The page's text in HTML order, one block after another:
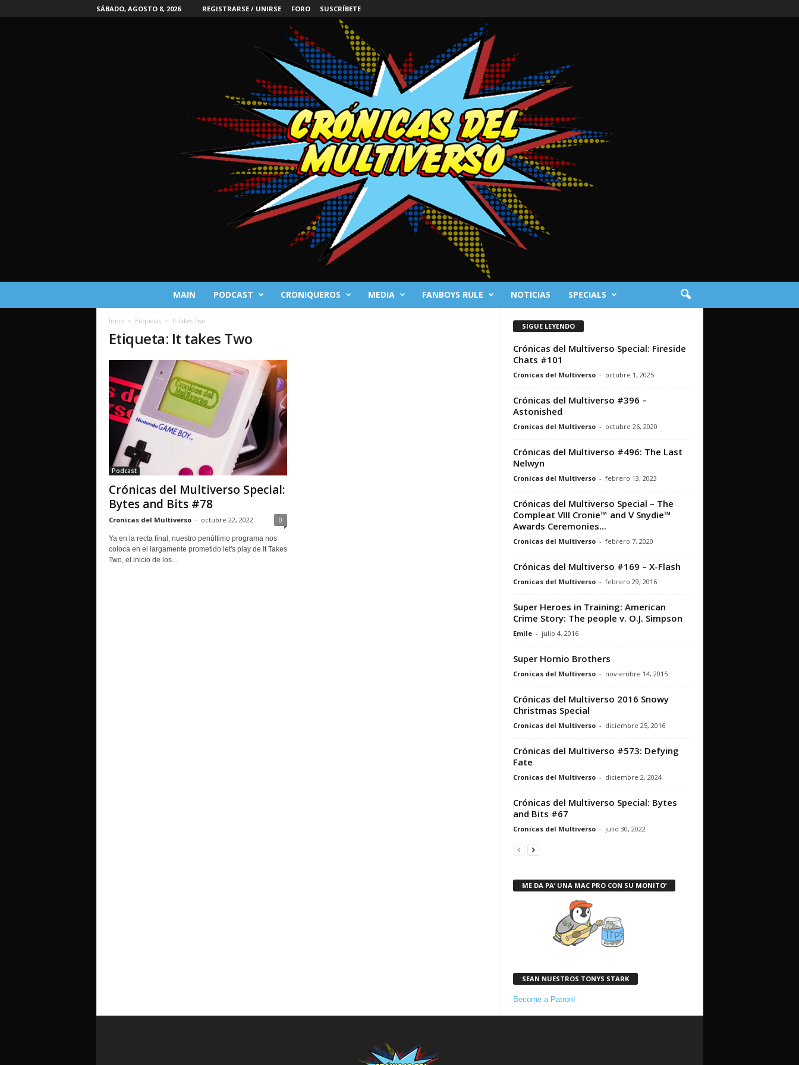
SÁBADO, AGOSTO 8, 2026 REGISTRARSE / UNIRSE FORO SUSCRÍBETE
MAIN PODCAST CRONIQUEROS MEDIA FANBOYS RULE NOTICIAS SPECIALS
Inicio Etiquetas It takes Two
Etiqueta: It takes Two
Podcast
Crónicas del Multiverso Special:
Bytes and Bits #78
Cronicas del Multiverso - octubre 22, 2022 0
Ya en la recta final, nuestro penúltimo programa nos
coloca en el largamente prometido let's play de It Takes
Two, el inicio de los...
SIGUE LEYENDO
Crónicas del Multiverso Special: Fireside
Chats #101
Cronicas del Multiverso - octubre 1, 2025
Crónicas del Multiverso #396 –
Astonished
Cronicas del Multiverso - octubre 26, 2020
Crónicas del Multiverso #496: The Last
Nelwyn
Cronicas del Multiverso - febrero 13, 2023
Crónicas del Multiverso Special – The
Compleat VIII Cronie™ and V Snydie™
Awards Ceremonies...
Cronicas del Multiverso - febrero 7, 2020
Crónicas del Multiverso #169 – X-Flash
Cronicas del Multiverso - febrero 29, 2016
Super Heroes in Training: American
Crime Story: The people v. O.J. Simpson
Emile - julio 4, 2016
Super Hornio Brothers
Cronicas del Multiverso - noviembre 14, 2015
Crónicas del Multiverso 2016 Snowy
Christmas Special
Cronicas del Multiverso - diciembre 25, 2016
Crónicas del Multiverso #573: Defying
Fate
Cronicas del Multiverso - diciembre 2, 2024
Crónicas del Multiverso Special: Bytes
and Bits #67
Cronicas del Multiverso - julio 30, 2022
ME DA PA’ UNA MAC PRO CON SU MONITO’
SEAN NUESTROS TONYS STARK
Become a Patron!